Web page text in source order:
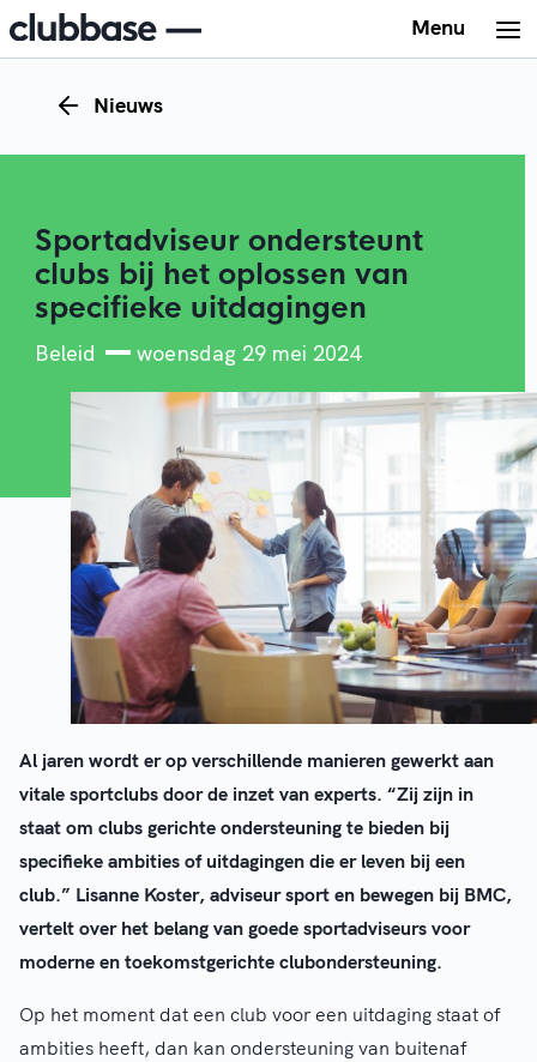
Menu
Nieuws
Sportadviseur ondersteunt
clubs bij het oplossen van
specifieke uitdagingen
Beleid woensdag 29 mei 2024
Al jaren wordt er op verschillende manieren gewerkt aan
vitale sportclubs door de inzet van experts. “Zij zijn in
staat om clubs gerichte ondersteuning te bieden bij
specifieke ambities of uitdagingen die er leven bij een
club.” Lisanne Koster, adviseur sport en bewegen bij BMC,
vertelt over het belang van goede sportadviseurs voor
moderne en toekomstgerichte clubondersteuning.
Op het moment dat een club voor een uitdaging staat of
ambities heeft, dan kan ondersteuning van buitenaf